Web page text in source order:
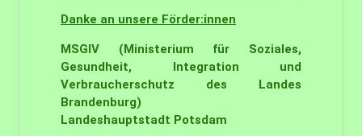
Danke an unsere Förder:innen
MSGIV (Ministerium für Soziales,
Gesundheit, Integration und
Verbraucherschutz des Landes
Brandenburg)
Landeshauptstadt Potsdam